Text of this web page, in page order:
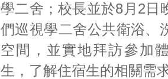
學二舍；校長並於8月2日
們巡視學二舍公共衛浴、
空間，並實地拜訪參加
生，了解住宿生的相關需